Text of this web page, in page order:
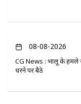
08-08-2026
CG News : भालू के हमले से
धरने पर बैठे